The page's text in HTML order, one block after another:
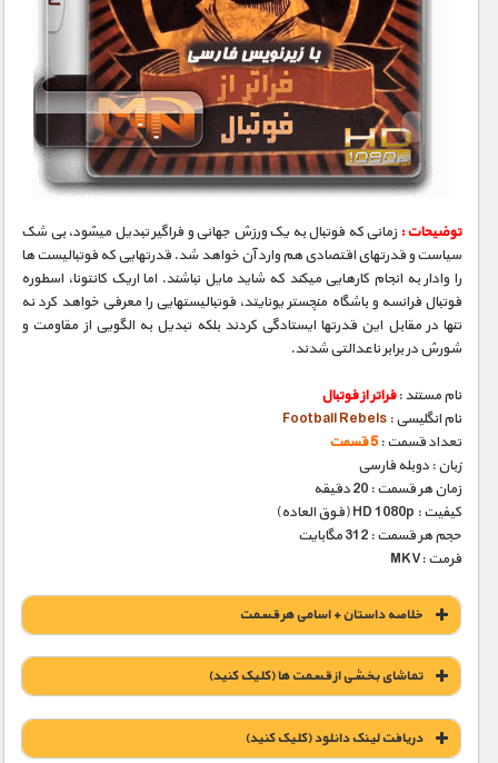
توضیحات :
زمانی که فوتبال به یک ورزش جهانی و فراگیر تبدیل میشود٬ بی شک
سیاست و قدرتهای اقتصادی هم وارد آن خواهد شد. قدرتهایی که فوتبالیست ها
را وادار به انجام کارهایی میکند که شاید مایل نباشند. اما اریک کانتونا٬ اسطوره
فوتبال فرانسه و باشگاه منچستر یونایتد٬ فوتبالیستهایی را معرفی خواهد کرد نه
تنها در مقابل این قدرتها ایستادگی کردند بلکه تبدیل به الگویی از مقاومت و
شورش در برابر ناعدالتی شدند.
نام مستند :فراتر از فوتبال
نام انگلیسی : Football Rebels
تعداد قسمت : 5 قسمت
زبان : دوبله فارسی
زمان هر قسمت : 20 دقیقه
کیفیت : HD 1080p (فوق العاده)
حجم هر قسمت : 312 مگابایت
فرمت :MKV
خلاصه داستان + اسامی هر قسمت
تماشای بخشی از قسمت ها (کلیک کنید)
دریافت لينک دانلود (کليک کنيد)